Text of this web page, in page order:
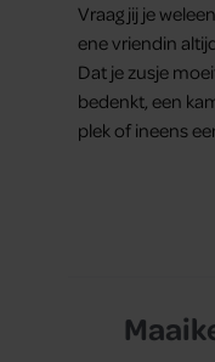
Vraag jij je
ene vriendin
Dat je zusje
bedenkt, een
plek of ineens